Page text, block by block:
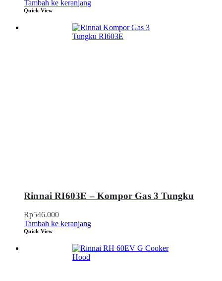
Tambah ke keranjang
Quick View
Rinnai RI603E – Kompor Gas 3 Tungku
Rp546.000
Tambah ke keranjang
Quick View